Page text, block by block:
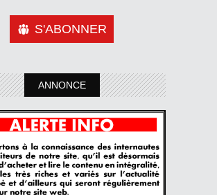
S'ABONNER
ANNONCE